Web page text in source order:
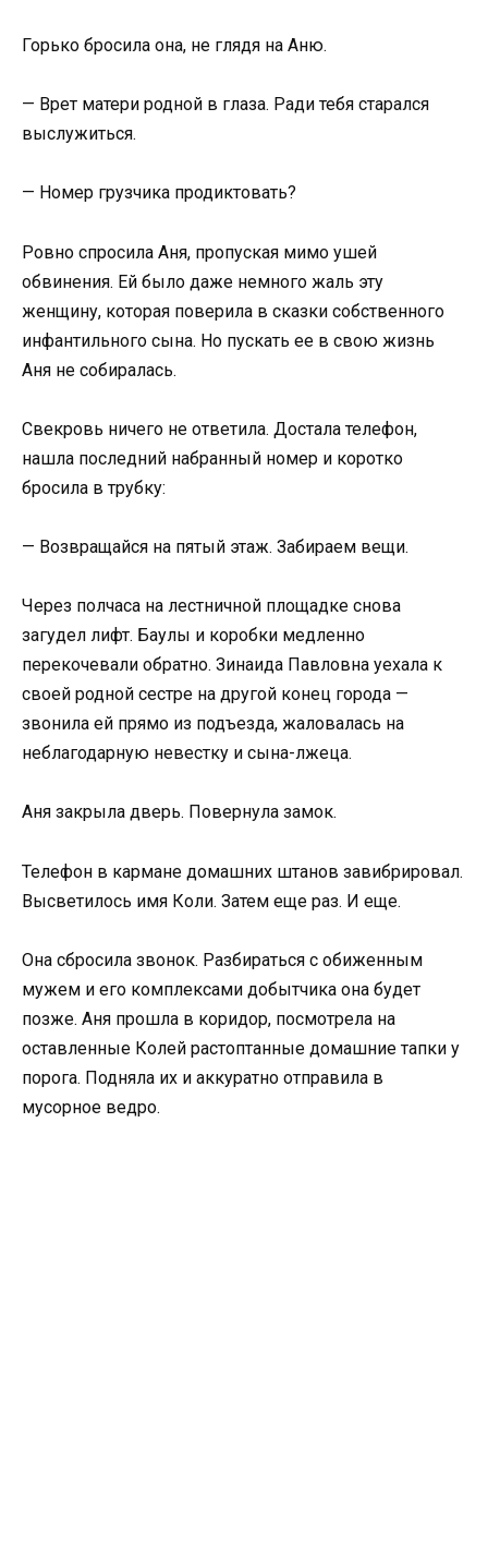
Горько бросила она, не глядя на Аню.
— Врет матери родной в глаза. Ради тебя старался
выслужиться.
— Номер грузчика продиктовать?
Ровно спросила Аня, пропуская мимо ушей
обвинения. Ей было даже немного жаль эту
женщину, которая поверила в сказки собственного
инфантильного сына. Но пускать ее в свою жизнь
Аня не собиралась.
Свекровь ничего не ответила. Достала телефон,
нашла последний набранный номер и коротко
бросила в трубку:
— Возвращайся на пятый этаж. Забираем вещи.
Через полчаса на лестничной площадке снова
загудел лифт. Баулы и коробки медленно
перекочевали обратно. Зинаида Павловна уехала к
своей родной сестре на другой конец города —
звонила ей прямо из подъезда, жаловалась на
неблагодарную невестку и сына-лжеца.
Аня закрыла дверь. Повернула замок.
Телефон в кармане домашних штанов завибрировал.
Высветилось имя Коли. Затем еще раз. И еще.
Она сбросила звонок. Разбираться с обиженным
мужем и его комплексами добытчика она будет
позже. Аня прошла в коридор, посмотрела на
оставленные Колей растоптанные домашние тапки у
порога. Подняла их и аккуратно отправила в
мусорное ведро.